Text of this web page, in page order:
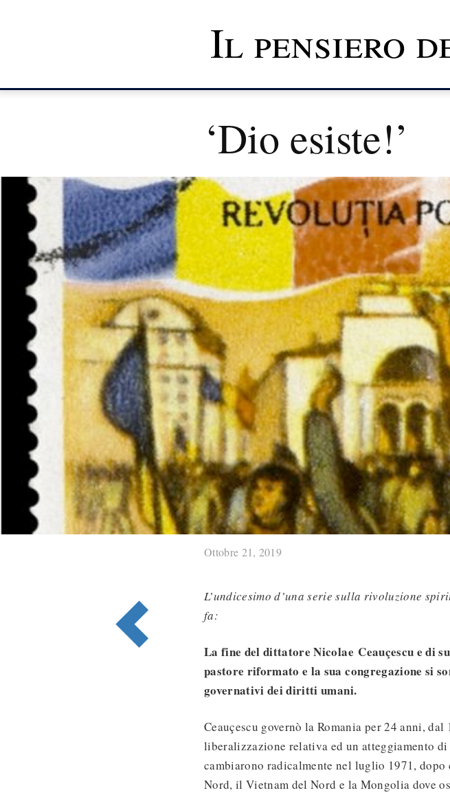
Il pensiero
‘Dio esiste!’
Ottobre 21, 2019
L’undicesimo d’una serie sulla rivoluzione
fa:
La fine del dittatore Nicolae Ceauçescu e di
pastore riformato e la sua congregazione si
governativi dei diritti umani.
Ceauçescu governò la Romania per 24 anni,
liberalizzazione relativa ed un atteggiamento
cambiarono radicalmente nel luglio 1971, dopo
Nord, il Vietnam del Nord e la Mongolia dove